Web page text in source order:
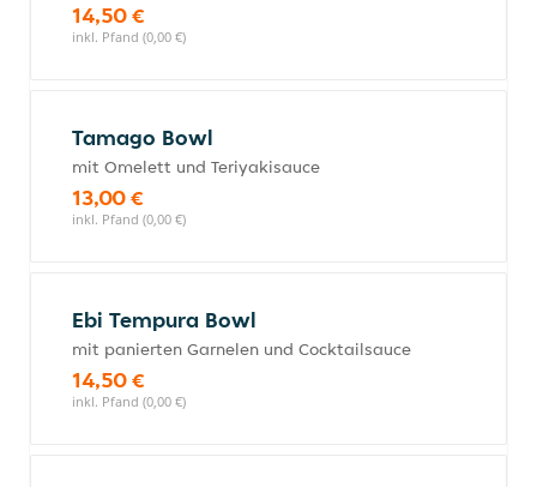
14,50 €
inkl. Pfand (0,00 €)
Tamago Bowl
mit Omelett und Teriyakisauce
13,00 €
inkl. Pfand (0,00 €)
Ebi Tempura Bowl
mit panierten Garnelen und Cocktailsauce
14,50 €
inkl. Pfand (0,00 €)